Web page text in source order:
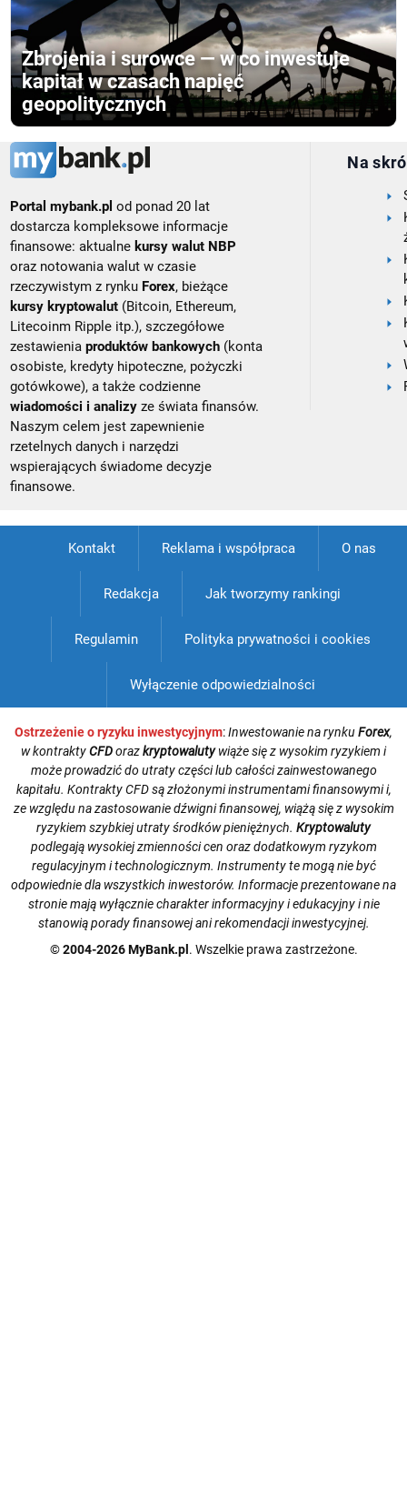
Zbrojenia i surowce — w co inwestuje
kapitał w czasach napięć
geopolitycznych
Portal mybank.pl od ponad 20 lat
dostarcza kompleksowe informacje
finansowe: aktualne kursy walut NBP
oraz notowania walut w czasie
rzeczywistym z rynku Forex, bieżące
kursy kryptowalut (Bitcoin, Ethereum,
Litecoinm Ripple itp.), szczegółowe
zestawieniaproduktów bankowych (konta
osobiste, kredyty hipoteczne, pożyczki
gotówkowe), a także codzienne
wiadomości i analizy ze świata finansów.
Naszym celem jest zapewnienie
rzetelnych danych i narzędzi
wspierających świadome decyzje
finansowe.
Na
Kontakt Reklama i współpraca O nas
Redakcja Jak tworzymy rankingi
Regulamin Polityka prywatności i cookies
Wyłączenie odpowiedzialności
Ostrzeżenie o ryzyku inwestycyjnym:Inwestowanie na rynkuForex,
w kontraktyCFDorazkryptowalutywiąże się z wysokim ryzykiem i
może prowadzić do utraty części lub całości zainwestowanego
kapitału. Kontrakty CFD są złożonymi instrumentami finansowymi i,
ze względu na zastosowanie dźwigni finansowej, wiążą się z wysokim
ryzykiem szybkiej utraty środków pieniężnych. Kryptowaluty
podlegają wysokiej zmienności cen oraz dodatkowym ryzykom
regulacyjnym i technologicznym. Instrumenty te mogą nie być
odpowiednie dla wszystkich inwestorów. Informacje prezentowane na
stronie mają wyłącznie charakter informacyjny i edukacyjny i nie
stanowią porady finansowej ani rekomendacji inwestycyjnej.
© 2004-2026 MyBank.pl . Wszelkie prawa zastrzeżone.